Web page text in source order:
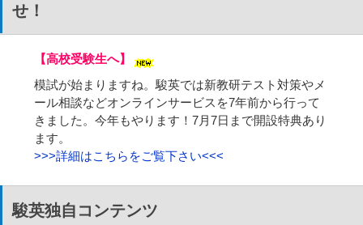
せ！
【高校受験生へ】
模試が始まりますね。駿英では新教研テスト対策やメ
ール相談などオンラインサービスを7年前から行って
きました。今年もやります！7月7日まで開設特典あり
ます。
>>>詳細はこちらをご覧下さい<<<
駿英独自コンテンツ